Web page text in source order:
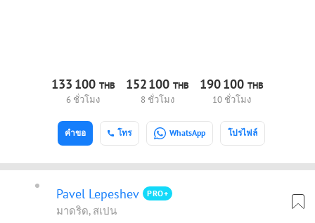
133 100 THB
6 ชั่วโมง
152100THB
8 ชั่วโมง
190100THB
10 ชั่วโมง
โทร WhatsApp โปรไฟล์
คำขอ
Pavel Lepeshev PRO+
มาดริด, สเปน